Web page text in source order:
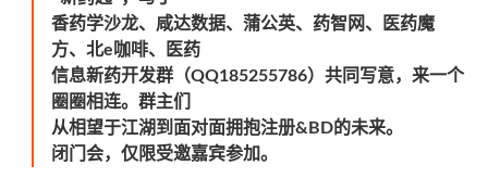
香药学沙龙、咸达数据、蒲公英、药智网、医药魔
方、北e咖啡、医药
信息新药开发群（QQ185255786）共同写意，来一个
圈圈相连。群主们
从相望于江湖到面对面拥抱注册&BD的未来。
闭门会，仅限受邀嘉宾参加。